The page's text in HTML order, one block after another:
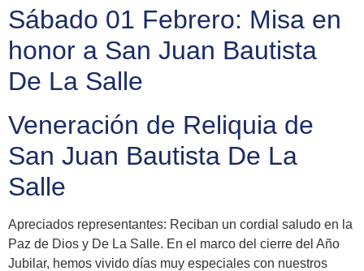
Sábado 01 Febrero: Misa en
honor a San Juan Bautista
De La Salle
Veneración de Reliquia de
San Juan Bautista De La
Salle
Apreciados representantes: Reciban un cordial saludo en la
Paz de Dios y De La Salle. En el marco del cierre del Año
Jubilar, hemos vivido días muy especiales con nuestros